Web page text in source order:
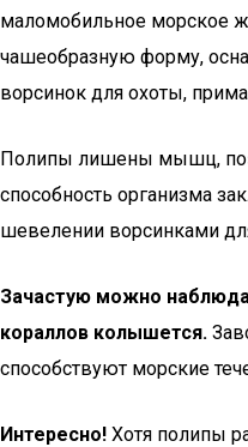
маломобильное морское
чашеобразную форму,
ворсинок для охоты,
Полипы лишены мышц,
способность организма
шевелении ворсинками
Зачастую можно
кораллов колышется.
способствуют морские
Интересно! Хотя полипы